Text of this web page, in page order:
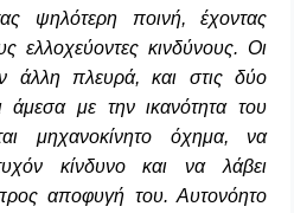
ψηλότερη ποινή, έχοντας
ελλοχεύοντες κινδύνους. Οι
άλλη πλευρά, και στις δύο
άμεσα με την ικανότητα του
μηχανοκίνητο όχημα, να
κίνδυνο και να λάβει
αποφυγή του. Αυτονόητο